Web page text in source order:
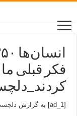
فکر قبلی
[ad_1] به گزارش